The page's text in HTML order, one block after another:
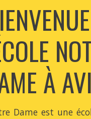
À
Dame est une